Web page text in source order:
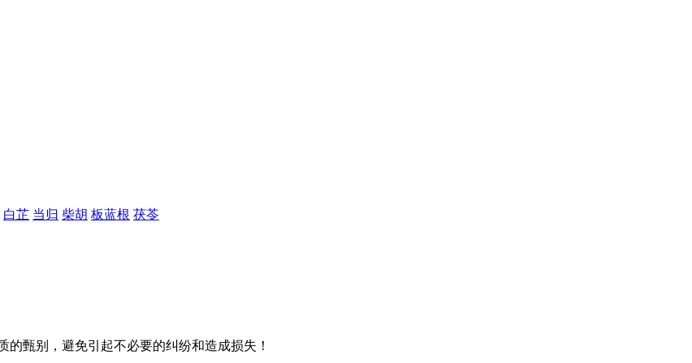
白芷 当归 柴胡 板蓝根 茯苓
甄别，避免引起不必要的纠纷和造成损失！